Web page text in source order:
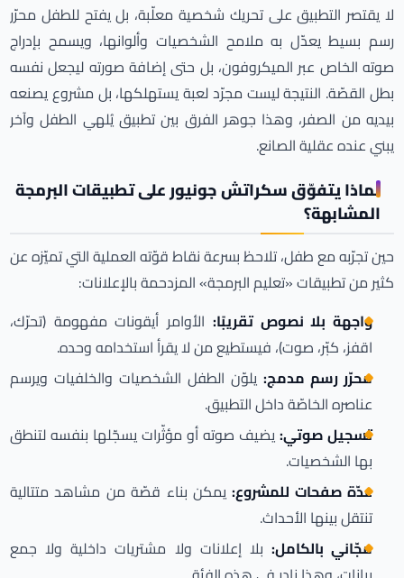
لا يقتصر التطبيق على تحريك شخصية معلّبة، بل يفتح للطفل محرّر
رسم بسيط يعدّل به ملامح الشخصيات وألوانها، ويسمح بإدراج
صوته الخاص عبر الميكروفون، بل حتى إضافة صورته ليجعل نفسه
بطل القصّة. النتيجة ليست مجرّد لعبة يستهلكها، بل مشروع يصنعه
بيديه من الصفر، وهذا جوهر الفرق بين تطبيق يُلهي الطفل وآخر
يبني عنده عقلية الصانع.
لماذا يتفوّق سكراتش جونيور على تطبيقات البرمجة
المشابهة؟
حين تجرّبه مع طفل، تلاحظ بسرعة نقاط قوّته العملية التي تميّزه عن
كثير من تطبيقات «تعليم البرمجة» المزدحمة بالإعلانات:
واجهة بلا نصوص تقريبًا: الأوامر أيقونات مفهومة (تحرّك،
اقفز، كبّر، صوت)، فيستطيع من لا يقرأ استخدامه وحده.
محرّر رسم مدمج: يلوّن الطفل الشخصيات والخلفيات ويرسم
عناصره الخاصّة داخل التطبيق.
تسجيل صوتي:يضيف صوته أو مؤثّرات يسجّلها بنفسه لتنطق
بها الشخصيات.
عدّة صفحات للمشروع:يمكن بناء قصّة من مشاهد متتالية
تنتقل بينها الأحداث.
مجّاني بالكامل: بلا إعلانات ولا مشتريات داخلية ولا جمع